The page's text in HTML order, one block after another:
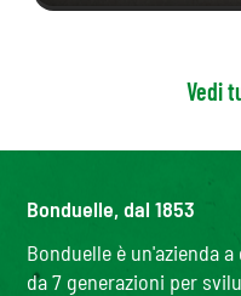
Vedi
Bonduelle, dal 1853
Bonduelle è un'azienda
da 7 generazioni per